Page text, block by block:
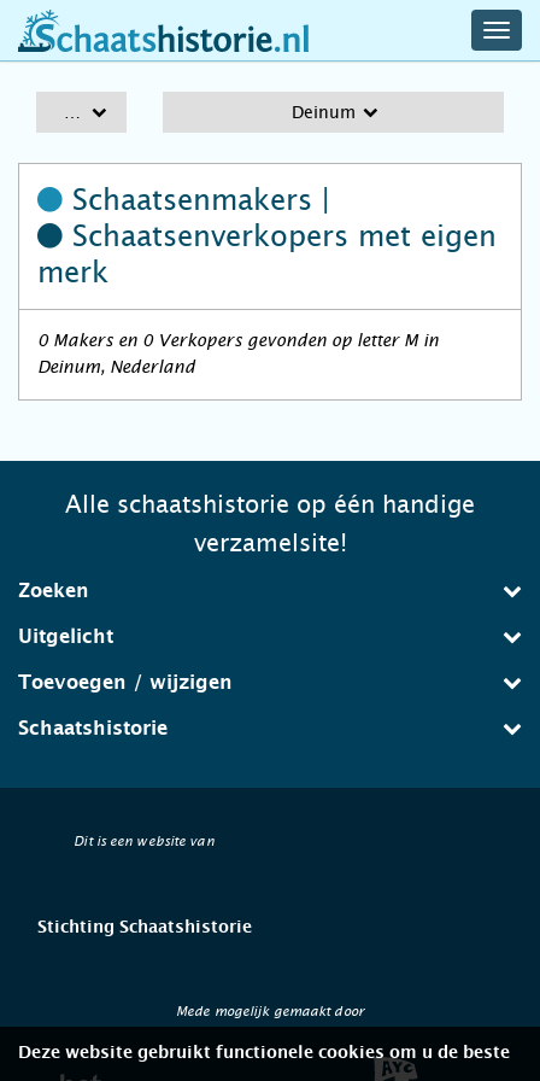
schaatshistorie.nl
Deinum
Schaatsenmakers |
Schaatsenverkopers met eigen
merk
0 Makers en 0 Verkopers gevonden op letter M in
Deinum, Nederland
Alle schaatshistorie op één handige
verzamelsite!
Zoeken
Uitgelicht
Toevoegen / wijzigen
Schaatshistorie
Dit is een website van
Stichting Schaatshistorie
Mede mogelijk gemaakt door
Deze website gebruikt functionele cookies om u de beste